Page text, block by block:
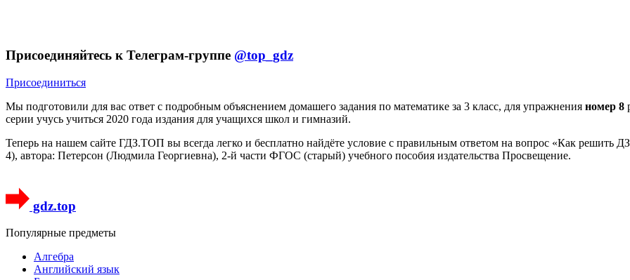
Присоединяйтесь к Телеграм-группе @top_gdz
Присоединиться
Мы подготовили для вас ответ c подробным объяснением домашего задания по математике за 3 класс, для упражнения номер 8
серии учусь учиться 2020 года издания для учащихся школ и гимназий.
Теперь на нашем сайте ГДЗ.ТОП вы всегда легко и бесплатно найдёте условие с правильным ответом на вопрос «Как решить
4), автора: Петерсон (Людмила Георгиевна), 2-й части ФГОС (старый) учебного пособия издательства Просвещение.
gdz.top
Популярные предметы
Алгебра
Английский язык